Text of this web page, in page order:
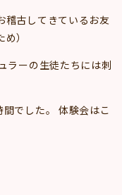
稽古してきているお友
）
ラーの生徒たちには刺
でした。 体験会はこ